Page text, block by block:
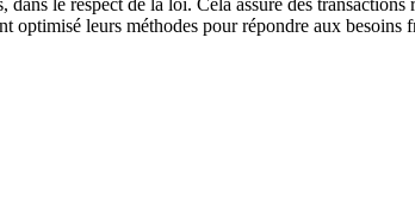
leurs méthodes pour répondre aux besoins